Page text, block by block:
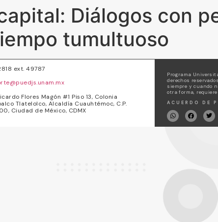
Diálogos con
tumultuoso
ext. 49787
Flores Magón #1 Piso 13, Colonia
Tlatelolco, Alcaldía Cuauhtémoc, C.P.
Ciudad de México, CDMX
Programa
derechos
siempre y cuando
otra forma,
ACUERDO DE